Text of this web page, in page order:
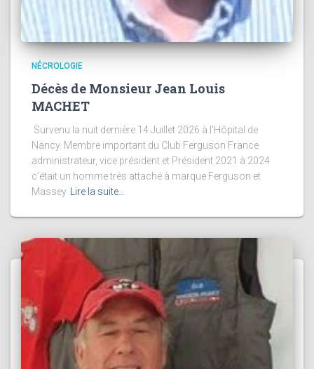
NÉCROLOGIE
Décès de Monsieur Jean Louis
MACHET
Survenu la nuit dernière 14 Juillet 2026 à l’Hôpital de
Nancy. Membre important du Club Ferguson France
administrateur, vice président et Président 2021 à 2024
c’était un homme très attaché à marque Ferguson et
Massey Lire la suite…